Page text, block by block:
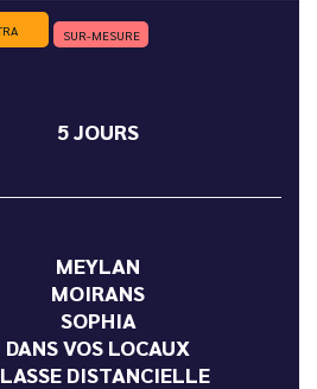
SUR-MESURE
5 JOURS
MEYLAN
MOIRANS
SOPHIA
DANS VOS LOCAUX
DISTANCIELLE